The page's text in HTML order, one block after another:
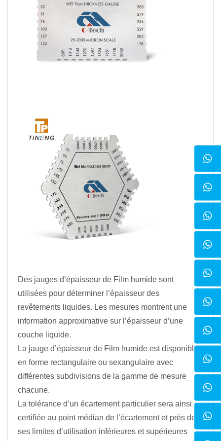
Des jauges d’épaisseur de Film humide sont
utilisées pour déterminer l’épaisseur des
revêtements liquides. Les mesures montrent une
information approximative sur l’épaisseur d’une
couche liquide.
La jauge d’épaisseur de Film humide est disponible
en forme rectangulaire ou sexangulaire avec
différentes subdivisions de la gamme de mesure
chacune.
La tolérance d’un écartement particulier sera ainsi
certifiée au point médian de l’écartement et près de
ses limites d’utilisation inférieures et supérieures